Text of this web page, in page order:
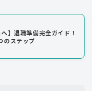
】退職準備完全ガイド！
のステップ